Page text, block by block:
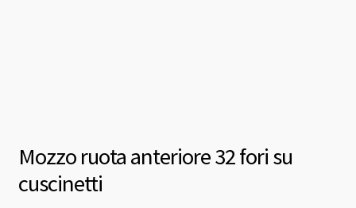
Mozzo ruota anteriore 32 fori su
cuscinetti